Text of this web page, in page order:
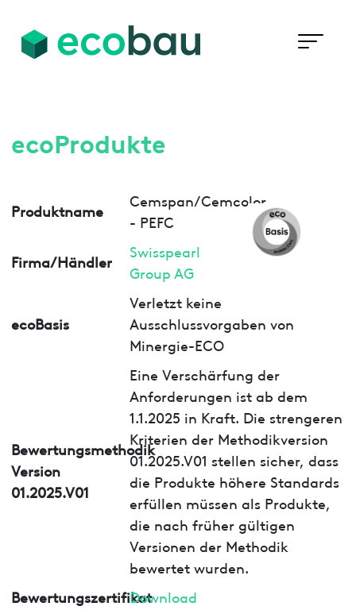
ecoProdukte
Produktname
Cemspan/Cemcolor
- PEFC
Firma/Händler
Swisspearl
Group AG
ecoBasis
Verletzt keine
Ausschlussvorgaben von
Minergie-ECO
Bewertungsmethodik
Version
01.2025.V01
Eine Verschärfung der
Anforderungen ist ab dem
1.1.2025 in Kraft. Die strengeren
Kriterien der Methodikversion
01.2025.V01 stellen sicher, dass
die Produkte höhere Standards
erfüllen müssen als Produkte,
die nach früher gültigen
Versionen der Methodik
bewertet wurden.
BewertungszertifikatDownload